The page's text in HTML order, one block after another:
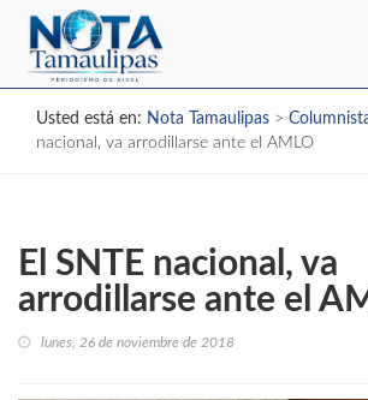
Usted está en: Nota Tamaulipas >
nacional, va arrodillarse ante el AMLO
El SNTE nacional, va
arrodillarse ante el
lunes, 26 de noviembre de 2018